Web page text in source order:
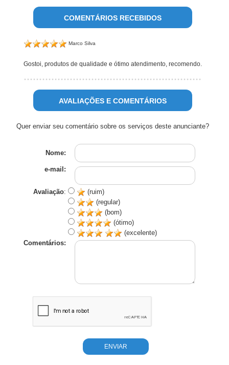
COMENTÁRIOS RECEBIDOS
Marco Silva
Gostoi, produtos de qualidade e ótimo atendimento, recomendo.
AVALIAÇÕES E COMENTÁRIOS
Quer enviar seu comentário sobre os serviços deste anunciante?
Nome:
e-mail:
Avaliação:
(ruim)
(regular)
(bom)
(ótimo)
(excelente)
Comentários: